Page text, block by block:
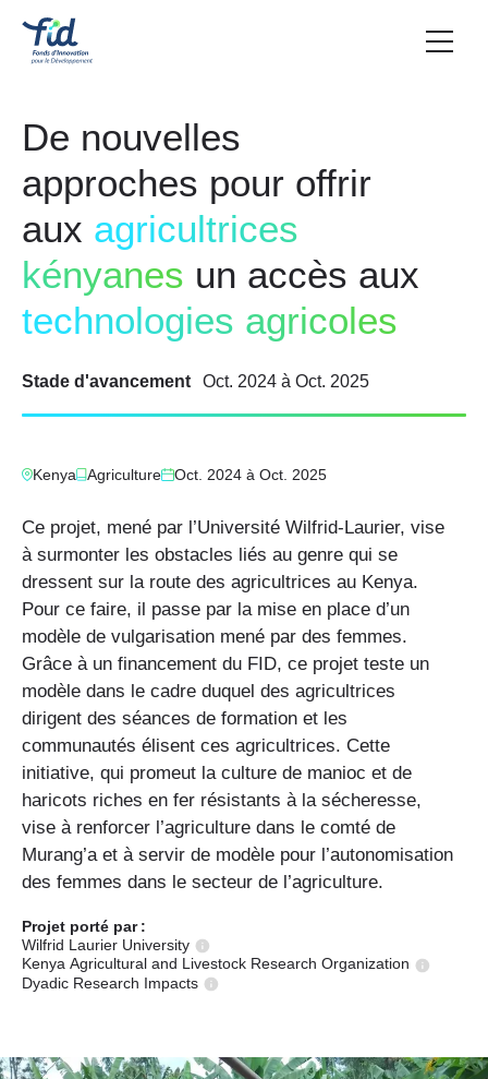
De nouvelles
approches pour offrir
aux agricultrices
kényanes un accès aux
technologies agricoles
Stade d'avancement Oct. 2024 à Oct. 2025
Kenya Agriculture Oct. 2024 à Oct. 2025
Ce projet, mené par l’Université Wilfrid-Laurier, vise
à surmonter les obstacles liés au genre qui se
dressent sur la route des agricultrices au Kenya.
Pour ce faire, il passe par la mise en place d’un
modèle de vulgarisation mené par des femmes.
Grâce à un financement du FID, ce projet teste un
modèle dans le cadre duquel des agricultrices
dirigent des séances de formation et les
communautés élisent ces agricultrices. Cette
initiative, qui promeut la culture de manioc et de
haricots riches en fer résistants à la sécheresse,
vise à renforcer l’agriculture dans le comté de
Murang’a et à servir de modèle pour l’autonomisation
des femmes dans le secteur de l’agriculture.
Projet porté par :
Wilfrid Laurier University
Kenya Agricultural and Livestock Research Organization
Dyadic Research Impacts